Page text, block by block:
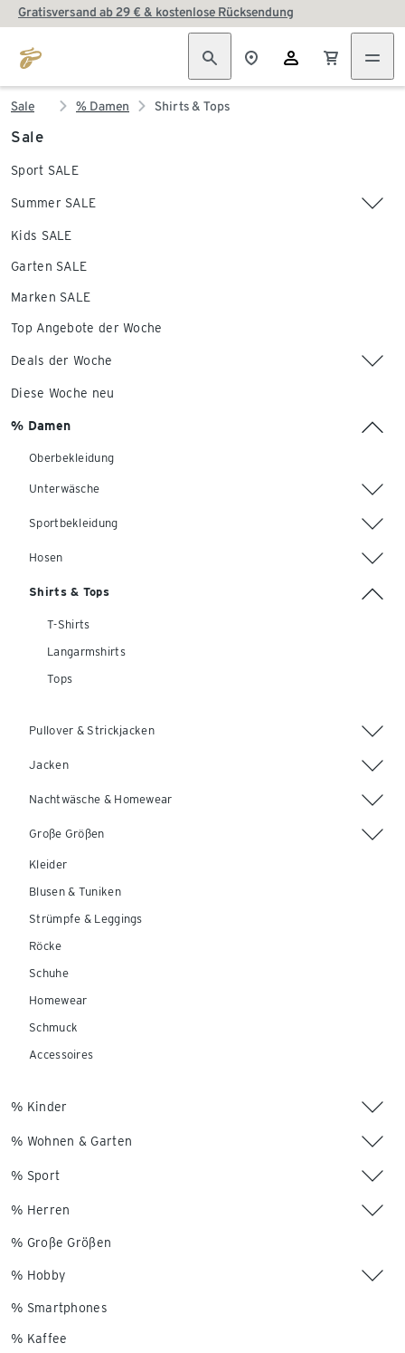
Gratisversand ab 29 € & kostenlose Rücksendung
Sale % Damen Shirts & Tops
Sale
Sport SALE
Summer SALE
Kids SALE
Garten SALE
Marken SALE
Top Angebote der Woche
Deals der Woche
Diese Woche neu
% Damen
Oberbekleidung
Unterwäsche
Sportbekleidung
Hosen
Shirts & Tops
T-Shirts
Langarmshirts
Tops
Pullover & Strickjacken
Jacken
Nachtwäsche & Homewear
Große Größen
Kleider
Blusen & Tuniken
Strümpfe & Leggings
Röcke
Schuhe
Homewear
Schmuck
Accessoires
% Kinder
% Wohnen & Garten
% Sport
% Herren
% Große Größen
% Hobby
% Smartphones
% Kaffee